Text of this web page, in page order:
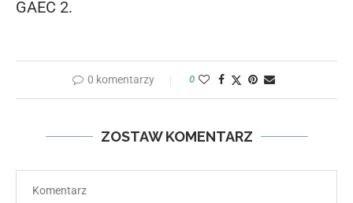
GAEC 2.
0 komentarzy 0
ZOSTAW KOMENTARZ